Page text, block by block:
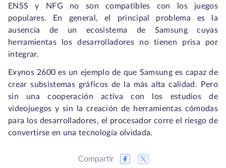
ENSS y NFG no son compatibles con los juegos
populares. En general, el principal problema es la
ausencia de un ecosistema de Samsung cuyas
herramientas los desarrolladores no tienen prisa por
integrar.
Exynos 2600 es un ejemplo de que Samsung es capaz de
crear subsistemas gráficos de la más alta calidad. Pero
sin una cooperación activa con los estudios de
videojuegos y sin la creación de herramientas cómodas
para los desarrolladores, el procesador corre el riesgo de
convertirse en una tecnología olvidada.
Compartir